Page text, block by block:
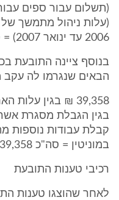
(עלות ניהול מתמשך של
2006 עד ינואר 2007) = סה"כ - 344,200 ₪.
בנוסף ציינה התובעת
הבאים שנגרמו לה עקב
במוניטין = סה"כ 239,358 ₪.
רכיבי טענות התובעת
לאחר שהוצגו טענות